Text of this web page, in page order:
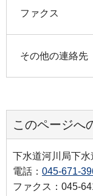
ファクス
その他の連絡先
このページへ
下水道河川局下
電話： 045-671-
ファクス：045-